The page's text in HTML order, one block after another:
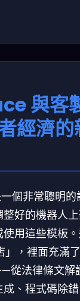
與客
經濟的
個非常聰明的
好的機器人
用這些模板
」，裡面充滿
從法律條文解
、程式碼除